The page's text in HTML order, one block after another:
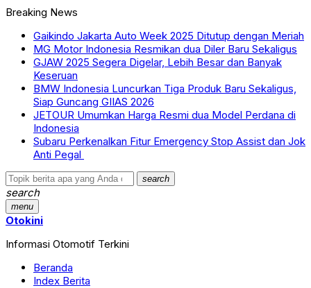
Breaking News
Gaikindo Jakarta Auto Week 2025 Ditutup dengan Meriah
MG Motor Indonesia Resmikan dua Diler Baru Sekaligus
GJAW 2025 Segera Digelar, Lebih Besar dan Banyak
Keseruan
BMW Indonesia Luncurkan Tiga Produk Baru Sekaligus,
Siap Guncang GIIAS 2026
JETOUR Umumkan Harga Resmi dua Model Perdana di
Indonesia
Subaru Perkenalkan Fitur Emergency Stop Assist dan Jok
Anti Pegal
search
search
menu
Otokini
Informasi Otomotif Terkini
Beranda
Index Berita